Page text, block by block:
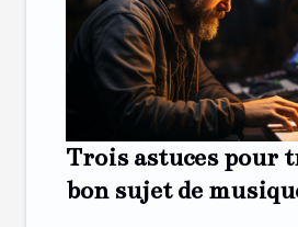
Trois astuces pour
bon sujet de